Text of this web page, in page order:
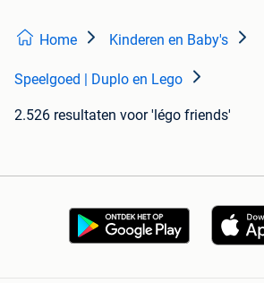
Home Kinderen en Baby's
Speelgoed | Duplo en Lego
2.526 resultaten voor 'légo friends'